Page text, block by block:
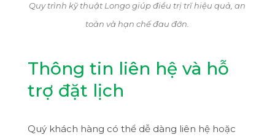
Quy trình kỹ thuật Longo giúp điều trị trĩ hiệu quả, an
toàn và hạn chế đau đớn.
Thông tin liên hệ và hỗ
trợ đặt lịch
Quý khách hàng có thể dễ dàng liên hệ hoặc